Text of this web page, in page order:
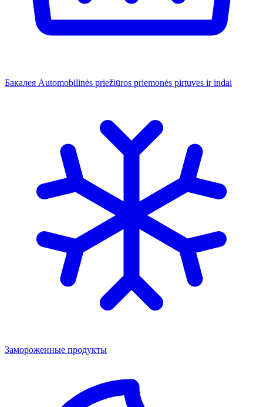
Бакалея Automobilinės priežiūros priemonės pirtuves ir indai
Замороженные продукты